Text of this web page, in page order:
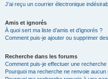
J’ai reçu un courrier électronique
Amis et ignorés
À quoi sert ma liste d’amis et d’ignorés ?
Comment puis-je ajouter ou supprimer
Recherche dans les forums
Comment puis-je effectuer une
Pourquoi ma recherche ne renvoie aucun